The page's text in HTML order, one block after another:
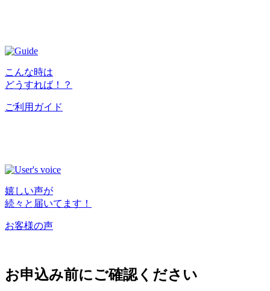
こんな時は
どうすれば！？
ご利用ガイド
嬉しい声が
続々と届いてます！
お客様の声
お申込み前にご確認ください